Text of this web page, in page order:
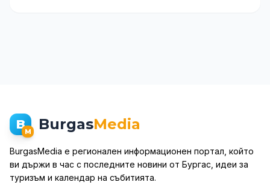
BM BurgasMedia
BurgasMedia е регионален информационен портал, който
ви държи в час с последните новини от Бургас, идеи за
туризъм и календар на събитията.